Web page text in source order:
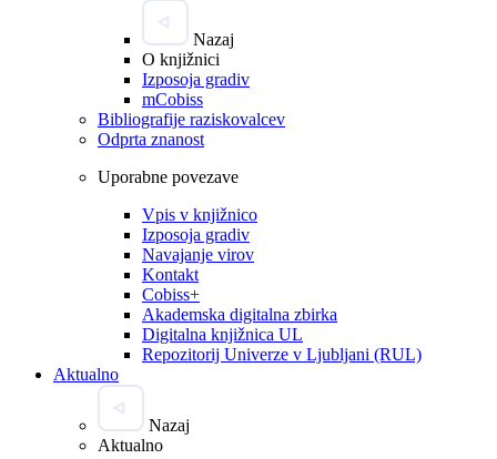
Nazaj
O knjižnici
Izposoja gradiv
mCobiss
Bibliografije raziskovalcev
Odprta znanost
Uporabne povezave
Vpis v knjižnico
Izposoja gradiv
Navajanje virov
Kontakt
Cobiss+
Akademska digitalna zbirka
Digitalna knjižnica UL
Repozitorij Univerze v Ljubljani (RUL)
Aktualno
Nazaj
Aktualno